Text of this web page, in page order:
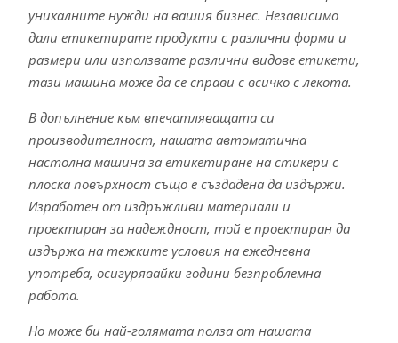
уникалните нужди на вашия бизнес. Независимо
дали етикетирате продукти с различни форми и
размери или използвате различни видове етикети,
тази машина може да се справи с всичко с лекота.
В допълнение към впечатляващата си
производителност, нашата автоматична
настолна машина за етикетиране на стикери с
плоска повърхност също е създадена да издържи.
Изработен от издръжливи материали и
проектиран за надеждност, той е проектиран да
издържа на тежките условия на ежедневна
употреба, осигурявайки години безпроблемна
работа.
Но може би най-голямата полза от нашата